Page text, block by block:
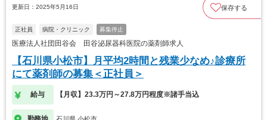
更新日：2025年5月16日 保存する
正社員 病院・クリニック 募集停止
医療法人社団田谷会 田谷泌尿器科医院の薬剤師求人
【石川県小松市】月平均2時間と残業少なめ♪診療所
にて薬剤師の募集＜正社員＞
給与 【月収】23.3万円～27.8万円程度※諸手当込